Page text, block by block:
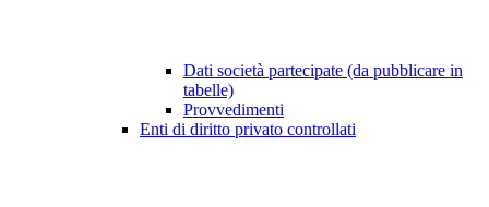
Dati società partecipate (da pubblicare in
tabelle)
Provvedimenti
Enti di diritto privato controllati